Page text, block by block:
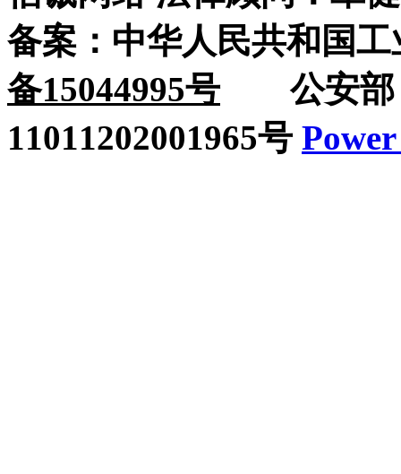
备案：中华人民共和国
备15044995号公安部：
11011202001965号